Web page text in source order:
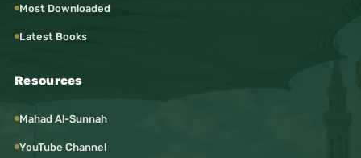
Most Downloaded
Latest Books
Resources
Mahad Al-Sunnah
YouTube Channel